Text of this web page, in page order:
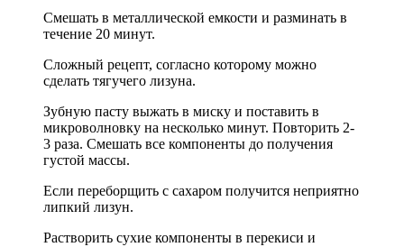
Смешать в металлической емкости и разминать в
течение 20 минут.
Сложный рецепт, согласно которому можно
сделать тягучего лизуна.
Зубную пасту выжать в миску и поставить в
микроволновку на несколько минут. Повторить 2-
3 раза. Смешать все компоненты до получения
густой массы.
Если переборщить с сахаром получится неприятно
липкий лизун.
Растворить сухие компоненты в перекиси и